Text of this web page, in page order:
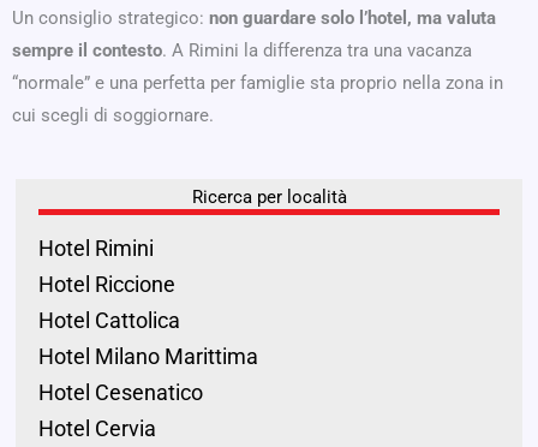
Un consiglio strategico: non guardare solo l’hotel, ma valuta
sempre il contesto. A Rimini la differenza tra una vacanza
“normale” e una perfetta per famiglie sta proprio nella zona in
cui scegli di soggiornare.
Ricerca per località
Hotel Rimini
Hotel Riccione
Hotel Cattolica
Hotel Milano Marittima
Hotel Cesenatico
Hotel Cervia